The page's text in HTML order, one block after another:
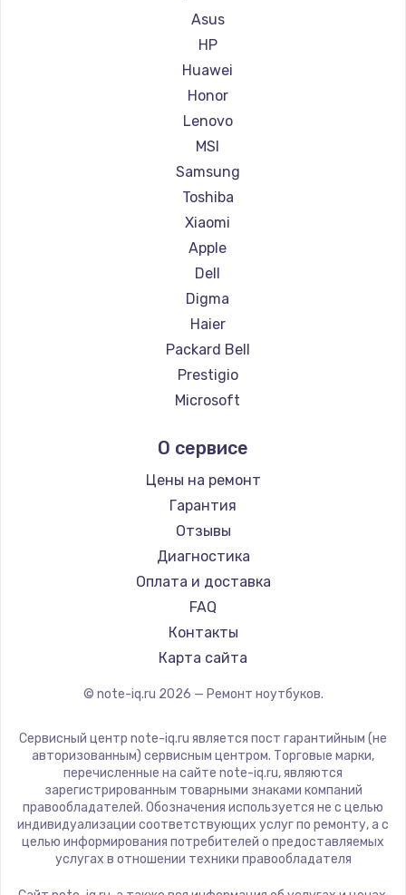
Ремонт ноутбуков Gigabyte
Ремонт ноутбуков Aorus
Ремонт ноутбуков Maibenben
Ремонт ноутбуков Getac
Ремонт ноутбуков Epson
Ремонт ноутбуков Philips
Ремонт ноутбуков LG
Ремонт ноутбуков Panasonic
Ремонт ноутбуков Irbis
Ремонт ноутбуков Thunderobot
Ремонт ноутбуков Hasee
Ремонт ноутбуков ZTE
Ремонт ноутбуков Hiper
Ремонт ноутбуков Evga
Ремонт ноутбуков Google
Ремонт ноутбуков Echips
Ремонт ноутбуков Predator
Ремонт ноутбуков iru
Ремонт ноутбуков Machenike
Ремонт ноутбуков DEXP
Ремонт ноутбуков Teclast
Ремонт ноутбуков CHUWI
Ремонт ноутбуков Colorful
Asus
HP
Huawei
Honor
Lenovo
MSI
Samsung
Toshiba
Xiaomi
Apple
Dell
Digma
Haier
Packard Bell
Prestigio
Microsoft
Aquarius
Gigabyte
Aorus
Maibenben
Getac
Epson
Philips
LG
Panasonic
ZTE
Hiper
Evga
Google
Echips
О сервисе
Цены на ремонт
Гарантия
Отзывы
Диагностика
Оплата и доставка
FAQ
Контакты
Карта сайта
© note-iq.ru 2026 — Ремонт ноутбуков.
Сервисный центр note-iq.ru является пост гарантийным (не
авторизованным) сервисным центром. Торговые марки,
перечисленные на сайте note-iq.ru, являются
зарегистрированным товарными знаками компаний
правообладателей. Обозначения используется не с целью
индивидуализации соответствующих услуг по ремонту, а с
целью информирования потребителей о предоставляемых
услугах в отношении техники правообладателя